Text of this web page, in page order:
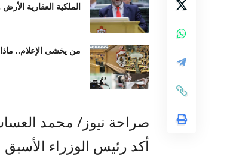
الملكية العقارية
من يخشى الإعلام..
صراحة نيوز/ محمد
أكد رئيس الوزراء الأسبق